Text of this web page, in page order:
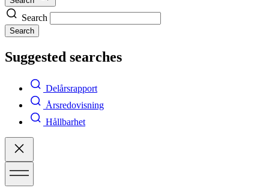
Search
Search
Suggested searches
Delårsrapport
Årsredovisning
Hållbarhet